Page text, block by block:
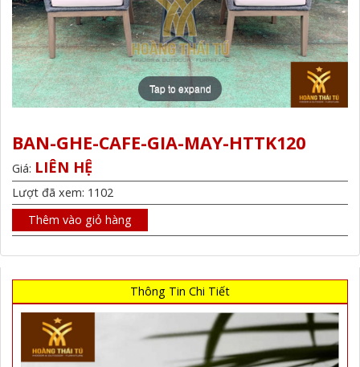
Tap to expand
BAN-GHE-CAFE-GIA-MAY-HTTK120
Giá: LIÊN HỆ
Lượt đã xem: 1102
Thêm vào giỏ hàng
Thông Tin Chi Tiết